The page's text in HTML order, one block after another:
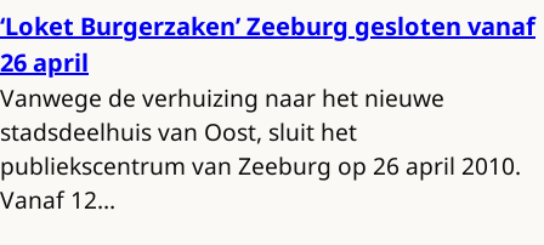
‘Loket Burgerzaken’ Zeeburg gesloten vanaf
26 april
Vanwege de verhuizing naar het nieuwe
stadsdeelhuis van Oost, sluit het
publiekscentrum van Zeeburg op 26 april 2010.
Vanaf 12…